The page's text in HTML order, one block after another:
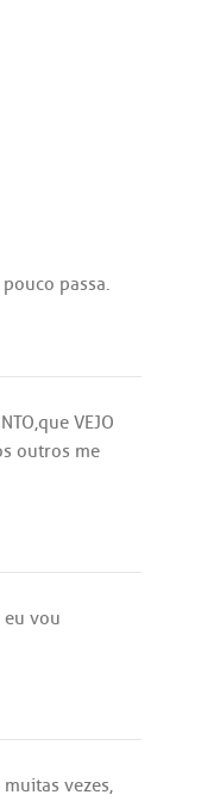
pouco passa.
,que VEJO
outros me
eu vou
muitas vezes,